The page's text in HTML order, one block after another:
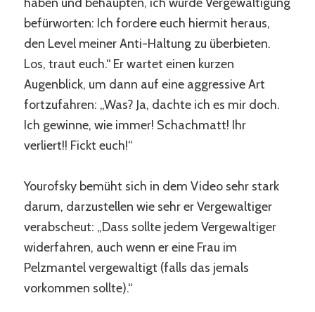
befürworten: Ich fordere euch hiermit heraus,
den Level meiner Anti-Haltung zu überbieten.
Los, traut euch.“ Er wartet einen kurzen
Augenblick, um dann auf eine aggressive Art
fortzufahren: „Was? Ja, dachte ich es mir doch.
Ich gewinne, wie immer! Schachmatt! Ihr
verliert!! Fickt euch!“
Yourofsky bemüht sich in dem Video sehr stark
darum, darzustellen wie sehr er Vergewaltiger
verabscheut: „Dass sollte jedem Vergewaltiger
widerfahren, auch wenn er eine Frau im
Pelzmantel vergewaltigt (falls das jemals
vorkommen sollte).“